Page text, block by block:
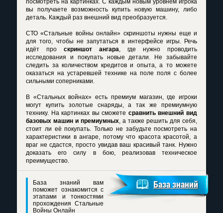
посмотреть на картинках. С каждым новым уровнем игрока
вы получаете возможность купить новую машину, либо
деталь. Каждый раз внешний вид преобразуется.
СТО «Стальные войны онлайн» скриншоты нужны еще и
для того, чтобы не запутаться в интерфейсе игры. Речь
идёт про скриншот ангара, где нужно проводить
исследования и покупать новые детали. Не забывайте
следить за количеством кредитов и опыта, а то можете
оказаться на устаревшей технике на поле поля с более
сильными соперниками.
В «Стальных войнах» есть премиум магазин, где игроки
могут купить золотые снаряды, а так же премиумную
технику. На картинках вы сможете сравнить внешний вид
базовых машин и премиумных, а также решить для себя,
стоит ли её покупать. Только не забудьте посмотреть на
характеристики в ангаре, потому что красота красотой, а
враг не сдастся, просто увидав ваш красивый танк. Нужно
доказать его силу в бою, реализовав техническое
преимущество.
База знаний вам
поможет ознакомится с
этапами и тонкостями
прохождения Стальные
Войны Онлайн
База знаний